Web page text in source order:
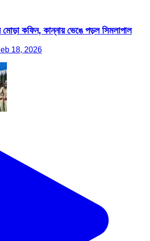
মোড়া কফিন, কান্নায় ভেঙে পড়ল সিমলাপাল
18, 2026